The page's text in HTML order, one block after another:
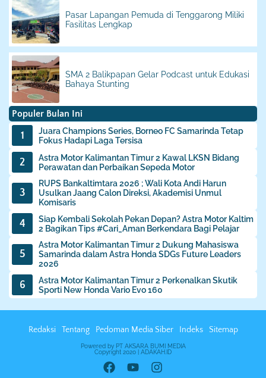
Pasar Lapangan Pemuda di Tenggarong Miliki
Fasilitas Lengkap
SMA 2 Balikpapan Gelar Podcast untuk Edukasi
Bahaya Stunting
Populer Bulan Ini
Juara Champions Series, Borneo FC Samarinda Tetap
Fokus Hadapi Laga Tersisa
Astra Motor Kalimantan Timur 2 Kawal LKSN Bidang
Perawatan dan Perbaikan Sepeda Motor
RUPS Bankaltimtara 2026 ; Wali Kota Andi Harun
Usulkan Jaang Calon Direksi, Akademisi Unmul
Komisaris
Siap Kembali Sekolah Pekan Depan? Astra Motor Kaltim
2 Bagikan Tips #Cari_Aman Berkendara Bagi Pelajar
Astra Motor Kalimantan Timur 2 Dukung Mahasiswa
Samarinda dalam Astra Honda SDGs Future Leaders
2026
Astra Motor Kalimantan Timur 2 Perkenalkan Skutik
Sporti New Honda Vario Evo 160
Redaksi Tentang Pedoman Media Siber Indeks Sitemap
Powered by PT AKSARA BUMI MEDIA
Copyright 2020 | ADAKAH.ID